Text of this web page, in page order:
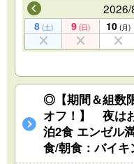
2026/
8 (土) 9 (日) 10 (月)
◎【期間＆組数
オフ！】 夜は
泊2食 エンゼル
食/朝食：バイキ